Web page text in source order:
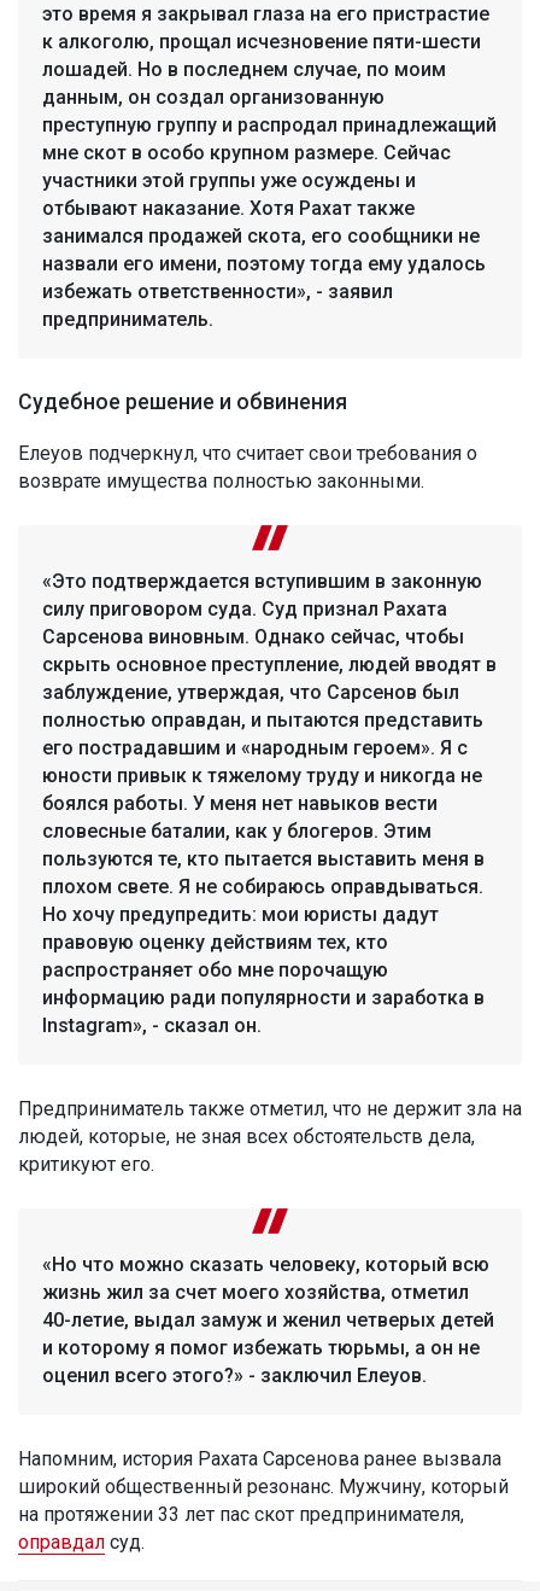
это время я закрывал глаза на его пристрастие
к алкоголю, прощал исчезновение пяти-шести
лошадей. Но в последнем случае, по моим
данным, он создал организованную
преступную группу и распродал принадлежащий
мне скот в особо крупном размере. Сейчас
участники этой группы уже осуждены и
отбывают наказание. Хотя Рахат также
занимался продажей скота, его сообщники не
назвали его имени, поэтому тогда ему удалось
избежать ответственности», - заявил
предприниматель.
Судебное решение и обвинения
Елеуов подчеркнул, что считает свои требования о
возврате имущества полностью законными.
«Это подтверждается вступившим в законную
силу приговором суда. Суд признал Рахата
Сарсенова виновным. Однако сейчас, чтобы
скрыть основное преступление, людей вводят в
заблуждение, утверждая, что Сарсенов был
полностью оправдан, и пытаются представить
его пострадавшим и «народным героем». Я с
юности привык к тяжелому труду и никогда не
боялся работы. У меня нет навыков вести
словесные баталии, как у блогеров. Этим
пользуются те, кто пытается выставить меня в
плохом свете. Я не собираюсь оправдываться.
Но хочу предупредить: мои юристы дадут
правовую оценку действиям тех, кто
распространяет обо мне порочащую
информацию ради популярности и заработка в
Instagram», - сказал он.
Предприниматель также отметил, что не держит зла на
людей, которые, не зная всех обстоятельств дела,
критикуют его.
«Но что можно сказать человеку, который всю
жизнь жил за счет моего хозяйства, отметил
40-летие, выдал замуж и женил четверых детей
и которому я помог избежать тюрьмы, а он не
оценил всего этого?» - заключил Елеуов.
Напомним, история Рахата Сарсенова ранее вызвала
широкий общественный резонанс. Мужчину, который
на протяжении 33 лет пас скот предпринимателя,
оправдал суд.